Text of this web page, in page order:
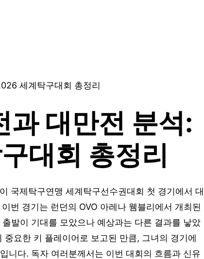
세계탁구대회 총정리
과 대만전 분석:
대회 총정리
국제탁구연맹 세계탁구선수권대회 첫 경기에서 대
번 경기는 런던의 OVO 아레나 웸블리에서 개최된
발이 기대를 모았으나 예상과는 다른 결과를 낳았
요한 키 플레이어로 보고된 만큼, 그녀의 경기에
니다. 독자 여러분께서는 이번 대회의 흐름과 신유